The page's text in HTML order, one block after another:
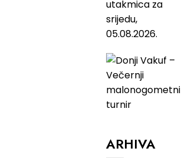
ARHIVA